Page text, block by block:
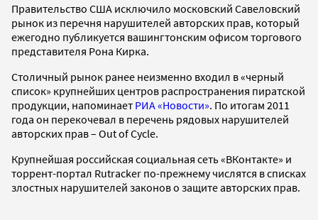
Правительство США исключило московский Савеловский
рынок из перечня нарушителей авторских прав, который
ежегодно публикуется вашингтонским офисом торгового
представителя Рона Кирка.
Столичный рынок ранее неизменно входил в «черный
список» крупнейших центров распространения пиратской
продукции, напоминает РИА «Новости». По итогам 2011
года он перекочевал в перечень рядовых нарушителей
авторских прав – Out of Cycle.
Крупнейшая российская социальная сеть «ВКонтакте» и
торрент-портал Rutracker по-прежнему числятся в списках
злостных нарушителей законов о защите авторских прав.